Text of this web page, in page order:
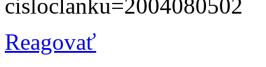
cisloclanku=2004080502
Reagovať